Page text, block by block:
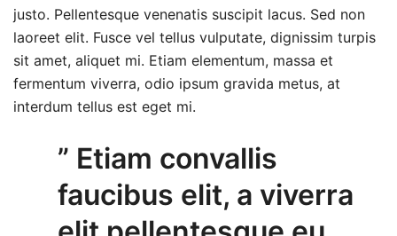
justo. Pellentesque venenatis suscipit lacus. Sed non
laoreet elit. Fusce vel tellus vulputate, dignissim turpis
sit amet, aliquet mi. Etiam elementum, massa et
fermentum viverra, odio ipsum gravida metus, at
interdum tellus est eget mi.
” Etiam convallis
faucibus elit, a viverra